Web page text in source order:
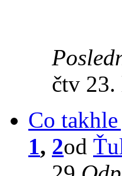
čtv 23.
Co
1, 2od